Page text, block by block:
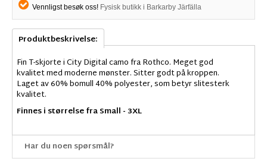
Vennligst besøk oss! Fysisk butikk i Barkarby Järfälla
Produktbeskrivelse:
Fin T-skjorte i City Digital camo fra Rothco. Meget god
kvalitet med moderne mønster. Sitter godt på kroppen.
Laget av 60% bomull 40% polyester, som betyr slitesterk
kvalitet.
Finnes i størrelse fra Small - 3XL
Har du noen spørsmål?